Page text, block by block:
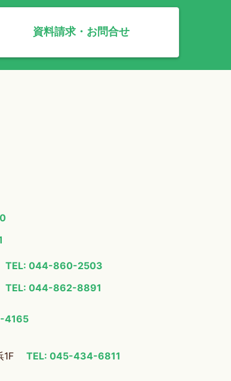
資料請求・お問合せ
TEL: 044-860-2503
TEL: 044-862-8891
4165
1F TEL: 045-434-6811